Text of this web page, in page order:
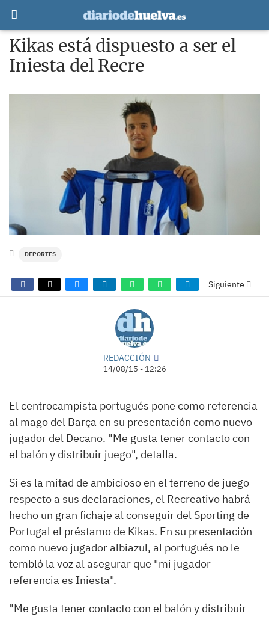
Kikas está dispuesto a ser el
Iniesta del Recre
DEPORTES
Siguiente
REDACCIÓN
14/08/15 - 12:26
El centrocampista portugués pone como referencia
al mago del Barça en su presentación como nuevo
jugador del Decano. "Me gusta tener contacto con
el balón y distribuir juego", detalla.
Si es la mitad de ambicioso en el terreno de juego
respecto a sus declaraciones, el Recreativo habrá
hecho un gran fichaje al conseguir del Sporting de
Portugal el préstamo de Kikas. En su presentación
como nuevo jugador albiazul, al portugués no le
tembló la voz al asegurar que "mi jugador
referencia es Iniesta".
"Me gusta tener contacto con el balón y distribuir